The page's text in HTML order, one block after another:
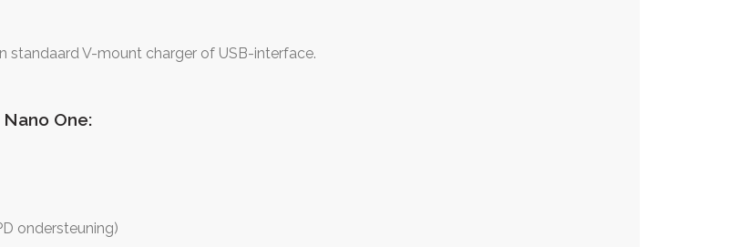
standaard V-mount charger of USB-interface.
One:
ondersteuning)